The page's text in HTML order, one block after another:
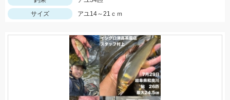
サイズ
アユ14～21ｃｍ